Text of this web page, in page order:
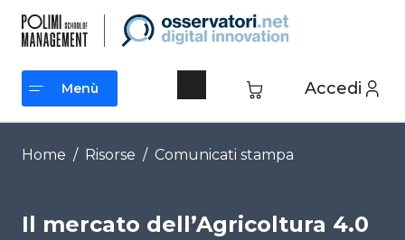
contenuto
Accedi
Menù
Menù
Home / Risorse / Comunicati stampa
Il mercato dell’Agricoltura 4.0